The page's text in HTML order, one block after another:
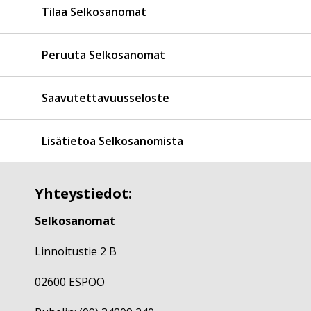
Tilaa Selkosanomat
Peruuta Selkosanomat
Saavutettavuusseloste
Lisätietoa Selkosanomista
Yhteystiedot:
Selkosanomat
Linnoitustie 2 B
02600 ESPOO